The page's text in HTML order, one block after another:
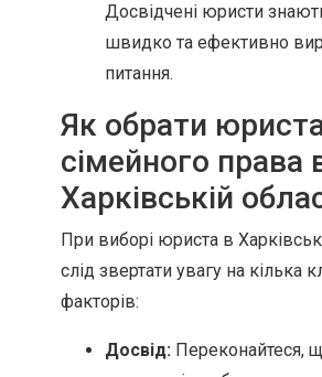
Досвідчені юристи
швидко та ефективно
питання.
Як обрати
сімейного права
Харківській
При виборі юриста в
слід звертати увагу на кілька
факторів:
Досвід: Переконайтеся,